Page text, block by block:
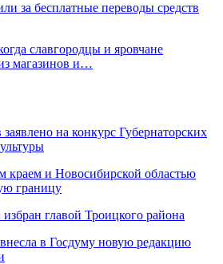
за бесплатные переводы средств
славгородцы и яровчане
магазинов и…
на конкурс Губернаторских
и Новосибирской областью
границу
главой Троицкого района
в Госдуму новую редакцию